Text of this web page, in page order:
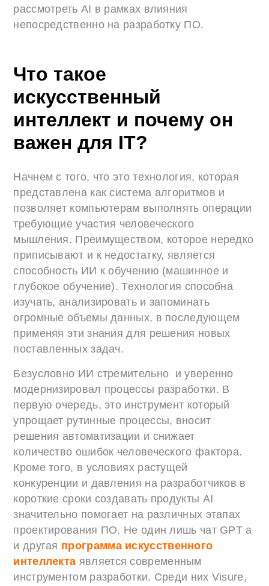
рассмотреть AI в рамках влияния
непосредственно на разработку ПО.
Что такое
искусственный
интеллект и почему он
важен для IT?
Начнем с того, что это технология, которая
представлена как система алгоритмов и
позволяет компьютерам выполнять операции
требующие участия человеческого
мышления. Преимуществом, которое нередко
приписывают и к недостатку, является
способность ИИ к обучению (машинное и
глубокое обучение). Технология способна
изучать, анализировать и запоминать
огромные объемы данных, в последующем
применяя эти знания для решения новых
поставленных задач.
Безусловно ИИ стремительно и уверенно
модернизировал процессы разработки. В
первую очередь, это инструмент который
упрощает рутинные процессы, вносит
решения автоматизации и снижает
количество ошибок человеческого фактора.
Кроме того, в условиях растущей
конкуренции и давления на разработчиков в
короткие сроки создавать продукты AI
значительно помогает на различных этапах
проектирования ПО. Не один лишь чат GPT а
и другая программа искусственного
интеллекта является современным
инструментом разработки. Среди них Visure,